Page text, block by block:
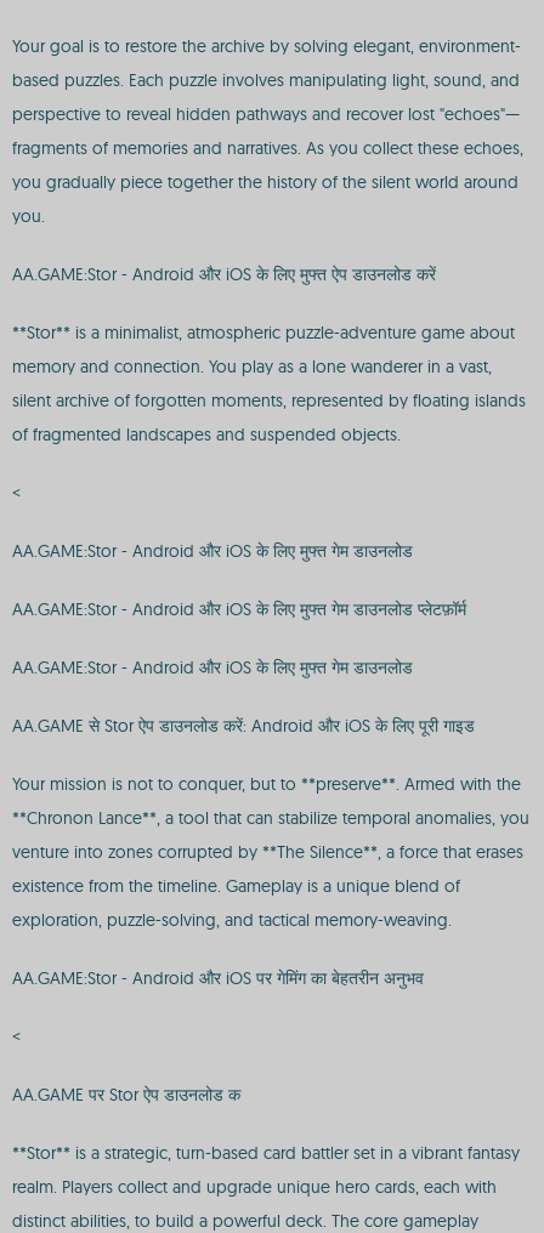
Your goal is to restore the archive by solving elegant, environment-
based puzzles. Each puzzle involves manipulating light, sound, and
perspective to reveal hidden pathways and recover lost "echoes"—
fragments of memories and narratives. As you collect these echoes,
you gradually piece together the history of the silent world around
you.
AA.GAME:Stor - Android और iOS के लिए मुफ्त ऐप डाउनलोड करें
**Stor** is a minimalist, atmospheric puzzle-adventure game about
memory and connection. You play as a lone wanderer in a vast,
silent archive of forgotten moments, represented by floating islands
of fragmented landscapes and suspended objects.
<
AA.GAME:Stor - Android और iOS के लिए मुफ्त गेम डाउनलोड
AA.GAME:Stor - Android और iOS के लिए मुफ्त गेम डाउनलोड प्लेटफ़ॉर्म
AA.GAME:Stor - Android और iOS के लिए मुफ्त गेम डाउनलोड
AA.GAME से Stor ऐप डाउनलोड करें: Android और iOS के लिए पूरी गाइड
Your mission is not to conquer, but to **preserve**. Armed with the
**Chronon Lance**, a tool that can stabilize temporal anomalies, you
venture into zones corrupted by **The Silence**, a force that erases
existence from the timeline. Gameplay is a unique blend of
exploration, puzzle-solving, and tactical memory-weaving.
AA.GAME:Stor - Android और iOS पर गेमिंग का बेहतरीन अनुभव
<
AA.GAME पर Stor ऐप डाउनलोड क
**Stor** is a strategic, turn-based card battler set in a vibrant fantasy
realm. Players collect and upgrade unique hero cards, each with
distinct abilities, to build a powerful deck. The core gameplay